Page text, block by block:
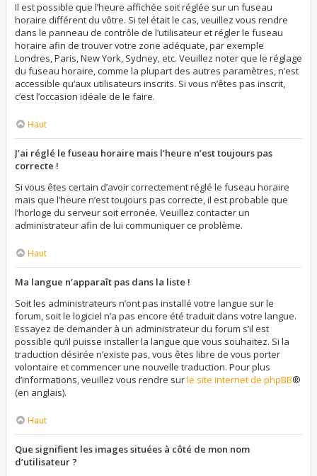
Il est possible que l’heure affichée soit réglée sur un fuseau
horaire différent du vôtre. Si tel était le cas, veuillez vous rendre
dans le panneau de contrôle de l’utilisateur et régler le fuseau
horaire afin de trouver votre zone adéquate, par exemple
Londres, Paris, New York, Sydney, etc. Veuillez noter que le réglage
du fuseau horaire, comme la plupart des autres paramètres, n’est
accessible qu’aux utilisateurs inscrits. Si vous n’êtes pas inscrit,
c’est l’occasion idéale de le faire.
Haut
J’ai réglé le fuseau horaire mais l’heure n’est toujours pas
correcte !
Si vous êtes certain d’avoir correctement réglé le fuseau horaire
mais que l’heure n’est toujours pas correcte, il est probable que
l’horloge du serveur soit erronée. Veuillez contacter un
administrateur afin de lui communiquer ce problème.
Haut
Ma langue n’apparaît pas dans la liste !
Soit les administrateurs n’ont pas installé votre langue sur le
forum, soit le logiciel n’a pas encore été traduit dans votre langue.
Essayez de demander à un administrateur du forum s’il est
possible qu’il puisse installer la langue que vous souhaitez. Si la
traduction désirée n’existe pas, vous êtes libre de vous porter
volontaire et commencer une nouvelle traduction. Pour plus
d’informations, veuillez vous rendre surle site internet de phpBB®
(en anglais).
Haut
Que signifient les images situées à côté de mon nom
d’utilisateur ?